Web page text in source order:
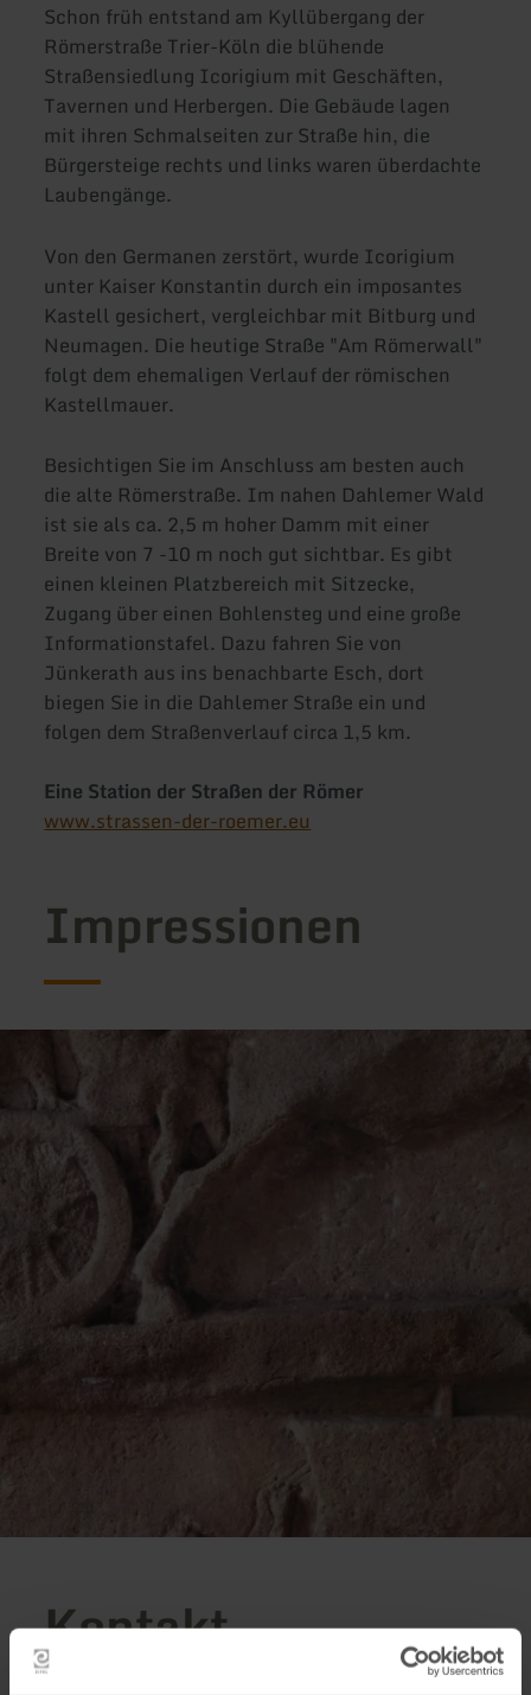
Schon früh entstand am Kyllübergang der
Römerstraße Trier-Köln die blühende
Straßensiedlung Icorigium mit Geschäften,
Tavernen und Herbergen. Die Gebäude lagen
mit ihren Schmalseiten zur Straße hin, die
Bürgersteige rechts und links waren überdachte
Laubengänge.
Von den Germanen zerstört, wurde Icorigium
unter Kaiser Konstantin durch ein imposantes
Kastell gesichert, vergleichbar mit Bitburg und
Neumagen. Die heutige Straße "Am Römerwall"
folgt dem ehemaligen Verlauf der römischen
Kastellmauer.
Besichtigen Sie im Anschluss am besten auch
die alte Römerstraße. Im nahen Dahlemer Wald
ist sie als ca. 2,5 m hoher Damm mit einer
Breite von 7 -10 m noch gut sichtbar. Es gibt
einen kleinen Platzbereich mit Sitzecke,
Zugang über einen Bohlensteg und eine große
Informationstafel. Dazu fahren Sie von
Jünkerath aus ins benachbarte Esch, dort
biegen Sie in die Dahlemer Straße ein und
folgen dem Straßenverlauf circa 1,5 km.
Eine Station der Straßen der Römer
www.strassen-der-roemer.eu
Impressionen
Kontakt